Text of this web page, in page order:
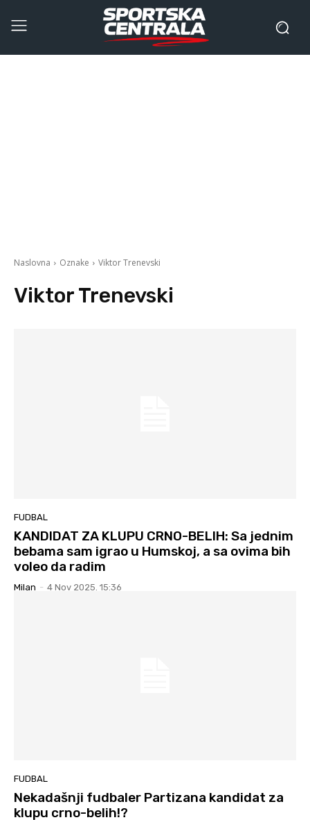
Naslovna Oznake Viktor Trenevski
Viktor Trenevski
FUDBAL
KANDIDAT ZA KLUPU CRNO-BELIH: Sa jednim
bebama sam igrao u Humskoj, a sa ovima bih
voleo da radim
Milan - 4 Nov 2025. 15:36
FUDBAL
Nekadašnji fudbaler Partizana kandidat za
klupu crno-belih!?